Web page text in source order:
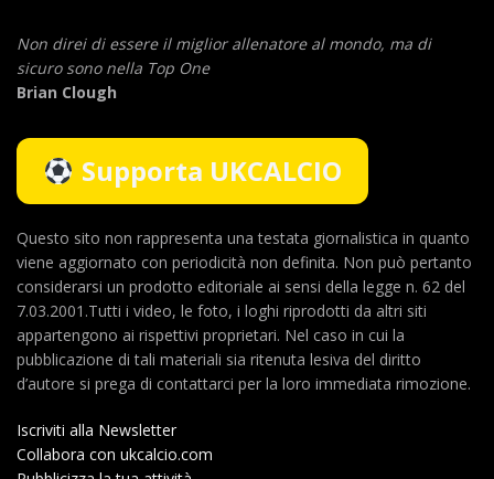
Non direi di essere il miglior allenatore al mondo, ma di
sicuro sono nella Top One
Brian Clough
Supporta UKCALCIO
Questo sito non rappresenta una testata giornalistica in quanto
viene aggiornato con periodicità non definita. Non può pertanto
considerarsi un prodotto editoriale ai sensi della legge n. 62 del
7.03.2001.Tutti i video, le foto, i loghi riprodotti da altri siti
appartengono ai rispettivi proprietari. Nel caso in cui la
pubblicazione di tali materiali sia ritenuta lesiva del diritto
d’autore si prega di contattarci per la loro immediata rimozione.
Iscriviti alla Newsletter
Collabora con ukcalcio.com